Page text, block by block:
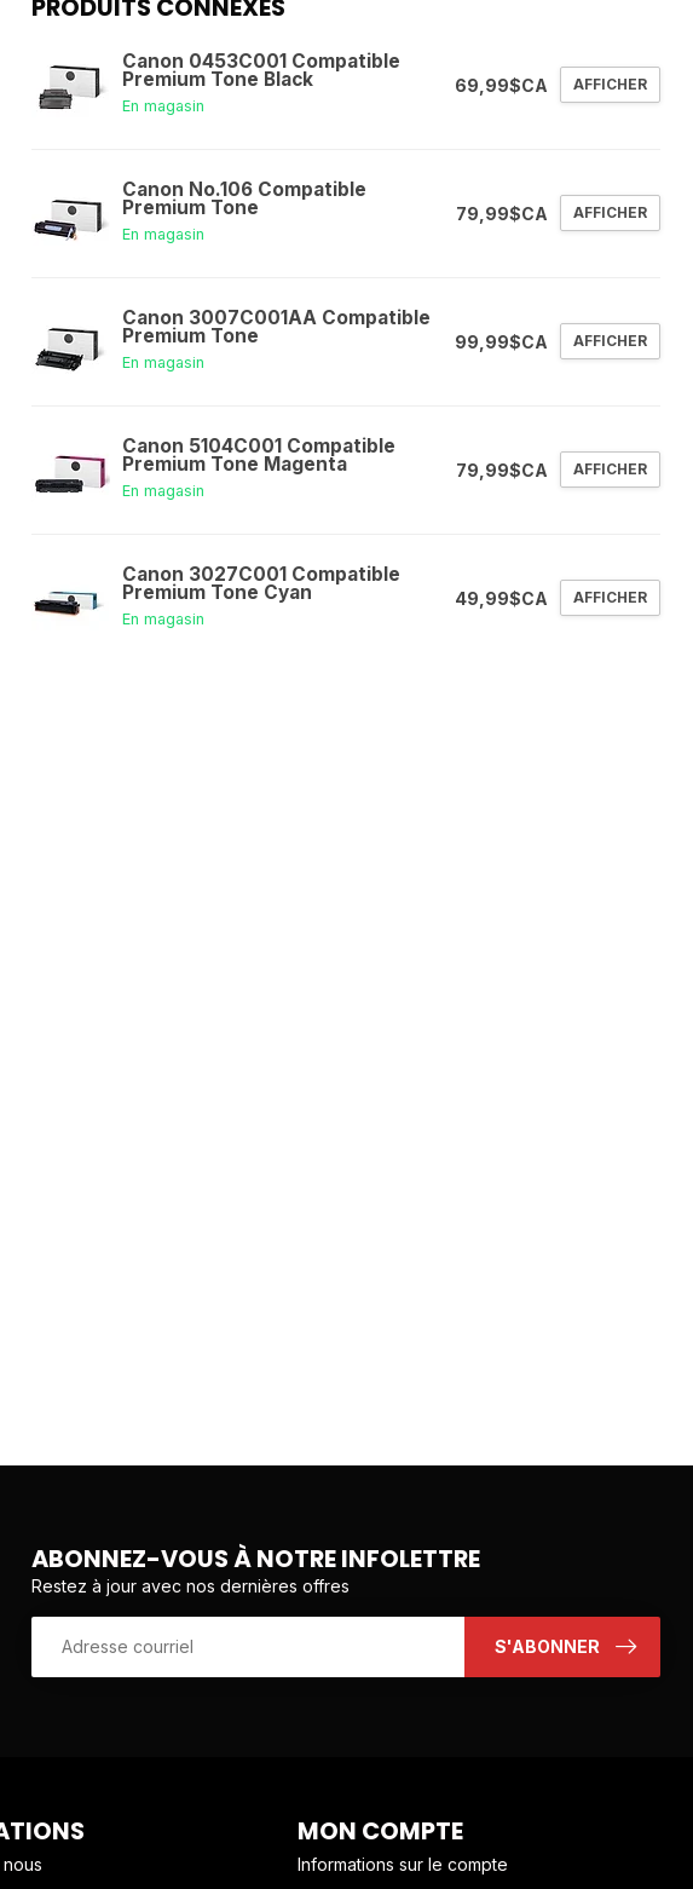
PRODUITS CONNEXES
Canon 0453C001 Compatible
Premium Tone Black
En magasin
69,99$CA AFFICHER
Canon No.106 Compatible
Premium Tone
En magasin
79,99$CA AFFICHER
Canon 3007C001AA Compatible
Premium Tone
En magasin
99,99$CA AFFICHER
Canon 5104C001 Compatible
Premium Tone Magenta
En magasin
79,99$CA AFFICHER
Canon 3027C001 Compatible
Premium Tone Cyan
En magasin
49,99$CA AFFICHER
ABONNEZ-VOUS À NOTRE INFOLETTRE
Restez à jour avec nos dernières offres
S'ABONNER
MON COMPTE
Informations sur le compte